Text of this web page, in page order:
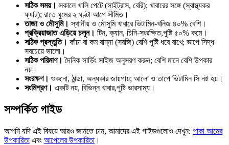
সঠিক সময়। সকালে খালি পেটে (সাইট্রাস, বেরি); খাবারের সঙ্গে (স্বাস্থ্যকর
ফ্যাট); রাতে ঘুমের ২ ঘণ্টা আগে সীমিত।
তাজা ও মৌসুমি। স্থানীয় ও মৌসুমি খাবারে ভিটামিন-খনিজ ৪০% বেশি।
প্রক্রিয়াজাত এড়িয়ে চলুন। টিন, ক্যান, চিনি-সংরক্ষিত,পুষ্টি ৫০% কমে।
সঠিক প্রস্তুতি। কাঁচা বা কম রান্না (সবজি) বেশি পুষ্টি ধরে রাখে; ভাপে সিদ্ধ
সবচেয়ে ভালো।
সঠিক পরিমাণ। দৈনিক সার্ভিং সাইজ অনুসরণ করুন; বেশি মানে বেশি উপকার
নয়।
সংরক্ষণ। শুকনো, ঠান্ডা, অন্ধকার জায়গায়; আলো ও তাপে ভিটামিন সি নষ্ট হয়।
সংমিশ্রণ। একটি নয়, বিভিন্ন খাবার,পুষ্টি ভারসাম্য।
সম্পর্কিত গাইড
আপনি যদি এই বিষয়ে আরও জানতে চান, আমাদের এই গাইডগুলোও দেখুন: পাকা আমের
উপকারিতা এবং আপেলের উপকারিতা ।